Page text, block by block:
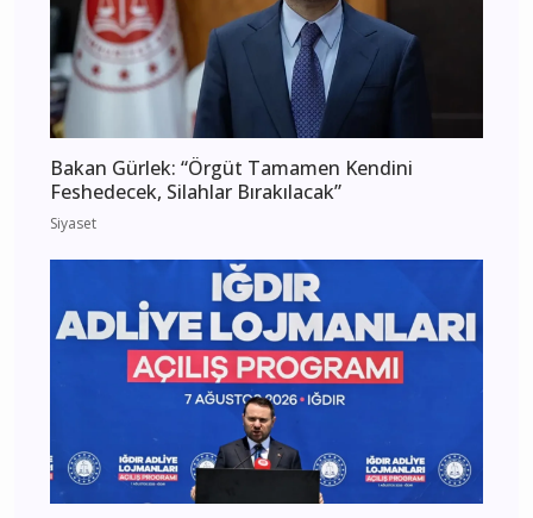
Bakan Gürlek: “Örgüt Tamamen Kendini
Feshedecek, Silahlar Bırakılacak”
Siyaset